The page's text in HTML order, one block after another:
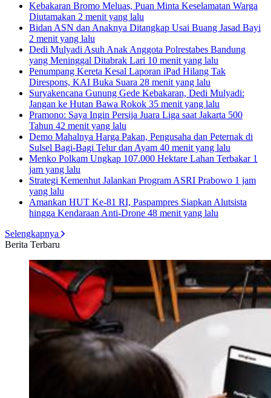
Kebakaran Bromo Meluas, Puan Minta Keselamatan Warga
Diutamakan 2 menit yang lalu
Bidan ASN dan Anaknya Ditangkap Usai Buang Jasad Bayi
2 menit yang lalu
Dedi Mulyadi Asuh Anak Anggota Polrestabes Bandung
yang Meninggal Ditabrak Lari 10 menit yang lalu
Penumpang Kereta Kesal Laporan iPad Hilang Tak
Direspons, KAI Buka Suara 28 menit yang lalu
Suryakencana Gunung Gede Kebakaran, Dedi Mulyadi:
Jangan ke Hutan Bawa Rokok 35 menit yang lalu
Pramono: Saya Ingin Persija Juara Liga saat Jakarta 500
Tahun 42 menit yang lalu
Demo Mahalnya Harga Pakan, Pengusaha dan Peternak di
Sulsel Bagi-Bagi Telur dan Ayam 40 menit yang lalu
Menko Polkam Ungkap 107.000 Hektare Lahan Terbakar 1
jam yang lalu
Strategi Kemenhut Jalankan Program ASRI Prabowo 1 jam
yang lalu
Amankan HUT Ke-81 RI, Paspampres Siapkan Alutsista
hingga Kendaraan Anti-Drone 48 menit yang lalu
Selengkapnya
Berita Terbaru